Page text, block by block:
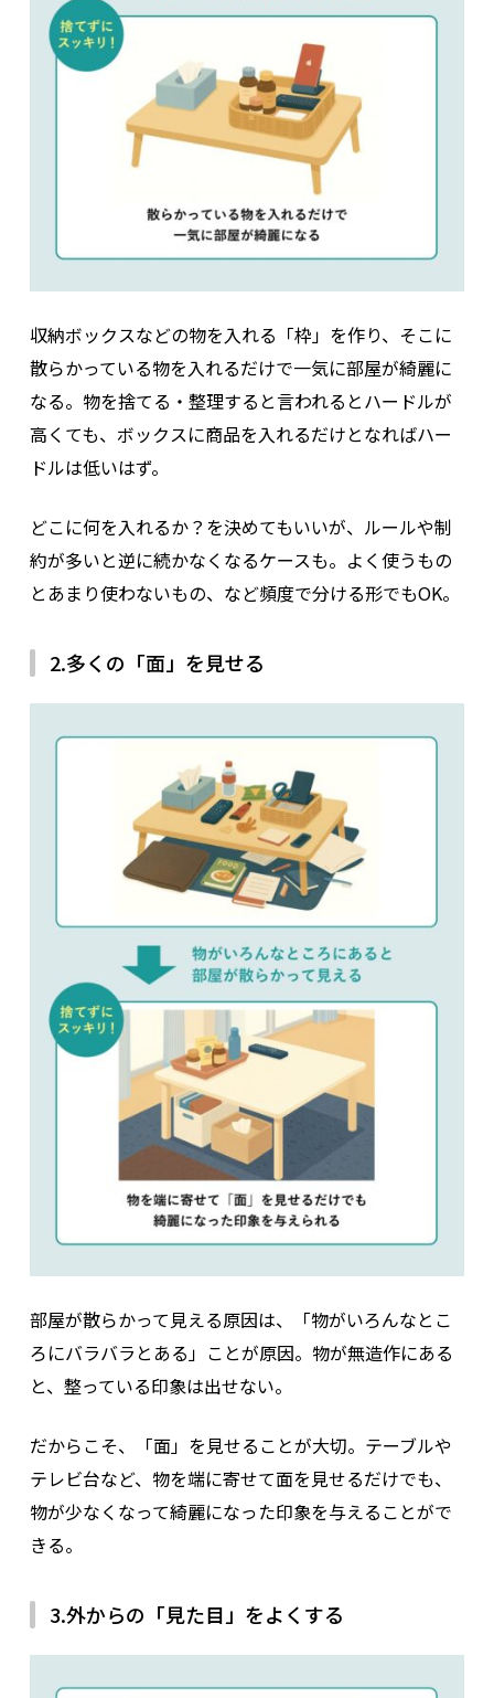
収納ボックスなどの物を入れる「枠」を作り、そこに
散らかっている物を入れるだけで一気に部屋が綺麗に
なる。物を捨てる・整理すると言われるとハードルが
高くても、ボックスに商品を入れるだけとなればハー
ドルは低いはず。
どこに何を入れるか？を決めてもいいが、ルールや制
約が多いと逆に続かなくなるケースも。よく使うもの
とあまり使わないもの、など頻度で分ける形でもOK。
2.多くの「面」を見せる
部屋が散らかって見える原因は、「物がいろんなとこ
ろにバラバラとある」ことが原因。物が無造作にある
と、整っている印象は出せない。
だからこそ、「面」を見せることが大切。テーブルや
テレビ台など、物を端に寄せて面を見せるだけでも、
物が少なくなって綺麗になった印象を与えることがで
きる。
3.外からの「見た目」をよくする